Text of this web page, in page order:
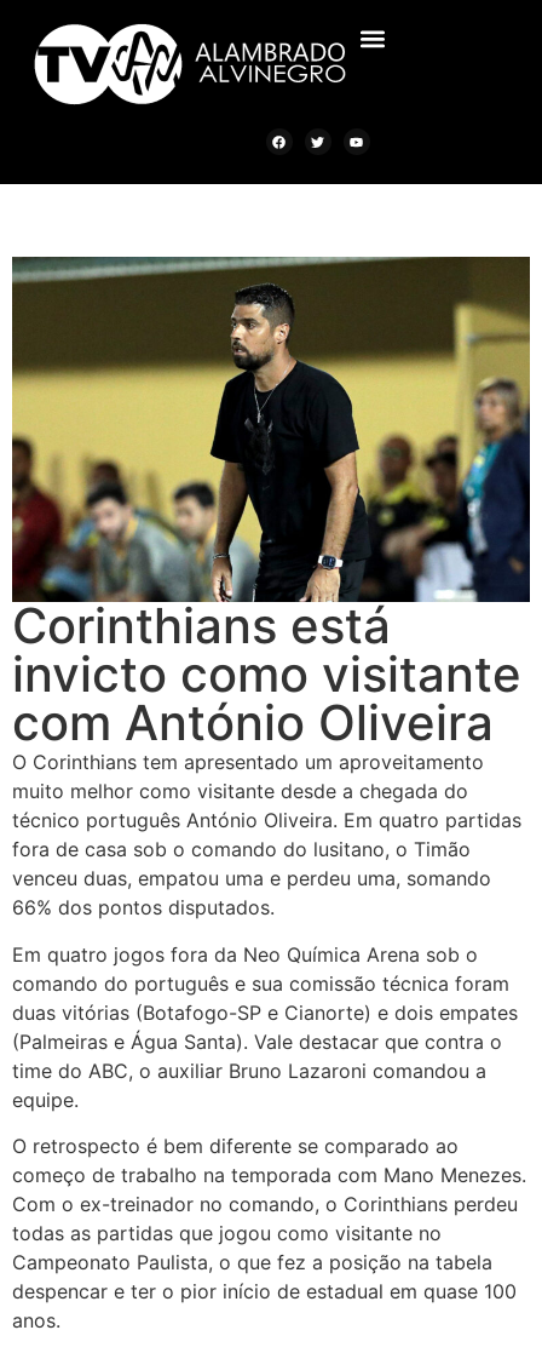
Corinthians está
invicto como visitante
com António Oliveira
O Corinthians tem apresentado um aproveitamento
muito melhor como visitante desde a chegada do
técnico português António Oliveira. Em quatro partidas
fora de casa sob o comando do lusitano, o Timão
venceu duas, empatou uma e perdeu uma, somando
66% dos pontos disputados.
Em quatro jogos fora da Neo Química Arena sob o
comando do português e sua comissão técnica foram
duas vitórias (Botafogo-SP e Cianorte) e dois empates
(Palmeiras e Água Santa). Vale destacar que contra o
time do ABC, o auxiliar Bruno Lazaroni comandou a
equipe.
O retrospecto é bem diferente se comparado ao
começo de trabalho na temporada com Mano Menezes.
Com o ex-treinador no comando, o Corinthians perdeu
todas as partidas que jogou como visitante no
Campeonato Paulista, o que fez a posição na tabela
despencar e ter o pior início de estadual em quase 100
anos.